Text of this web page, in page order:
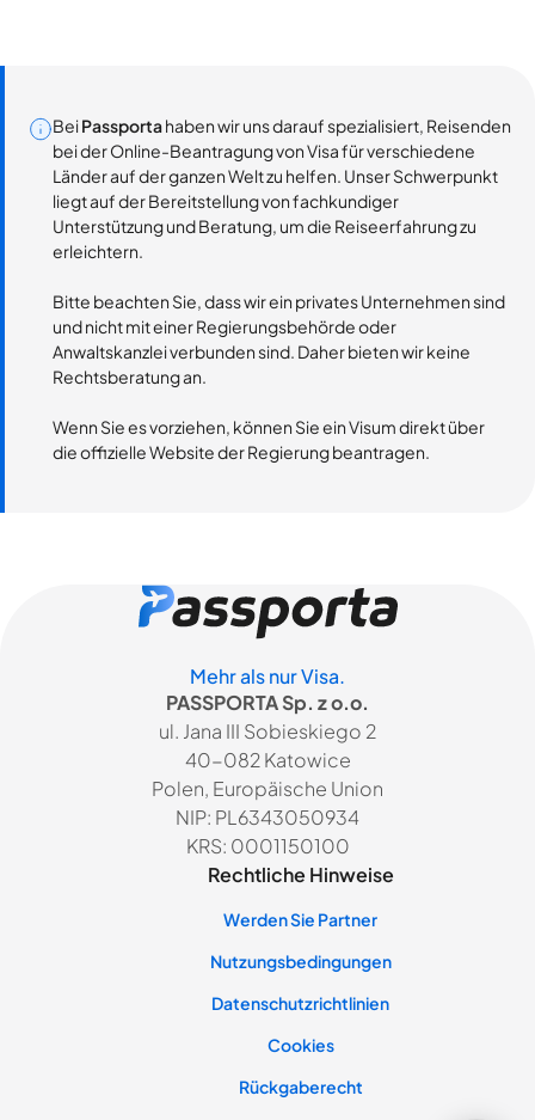
BeiPassportahaben wir uns darauf spezialisiert, Reisenden
bei der Online-Beantragung von Visa für verschiedene
Länder auf der ganzen Welt zu helfen. Unser Schwerpunkt
liegt auf der Bereitstellung von fachkundiger
Unterstützung und Beratung, um die Reiseerfahrung zu
erleichtern.
Bitte beachten Sie, dass wir ein privates Unternehmen sind
und nicht mit einer Regierungsbehörde oder
Anwaltskanzlei verbunden sind. Daher bieten wir keine
Rechtsberatung an.
Wenn Sie es vorziehen, können Sie ein Visum direkt über
die offizielle Website der Regierung beantragen.
Mehr als nur Visa.
PASSPORTA Sp. z o.o.
ul. Jana III Sobieskiego 2
40-082 Katowice
Polen, Europäische Union
NIP: PL6343050934
KRS: 0001150100
Rechtliche Hinweise
Werden Sie Partner
Nutzungsbedingungen
Datenschutzrichtlinien
Cookies
Rückgaberecht